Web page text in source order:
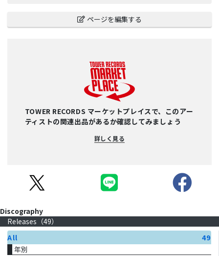
ページを編集する
TOWER RECORDS マーケットプレイスで、このアー
ティストの関連出品があるか確認してみましょう
詳しく見る
Discography
Releases（49）
All
49
年別